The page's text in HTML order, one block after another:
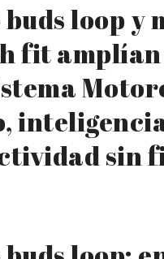
loop y
fit
sin